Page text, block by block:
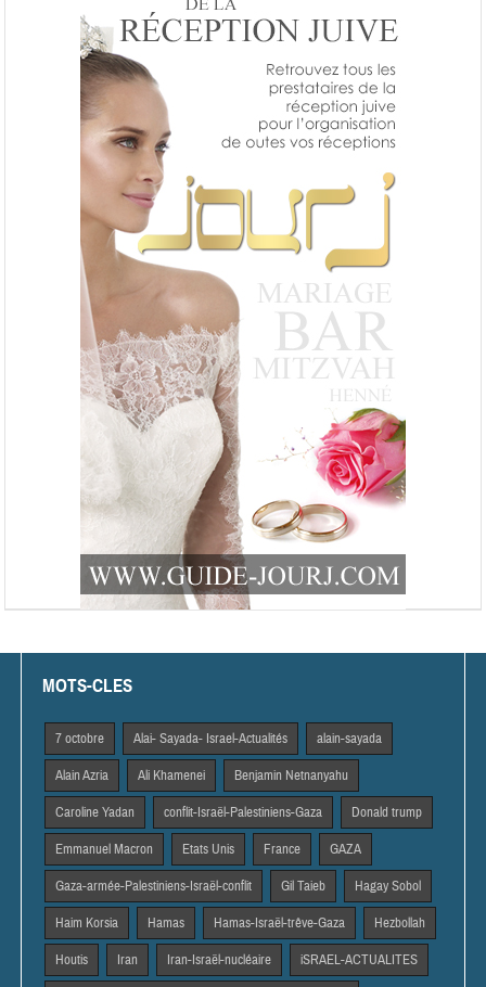
MOTS-CLES
7 octobre Alai- Sayada- Israel-Actualités alain-sayada
Alain Azria Ali Khamenei Benjamin Netnanyahu
Caroline Yadan conflit-Israël-Palestiniens-Gaza Donald trump
Emmanuel Macron Etats Unis France GAZA
Gaza-armée-Palestiniens-Israël-conflit Gil Taieb Hagay Sobol
Haim Korsia Hamas Hamas-Israël-trêve-Gaza Hezbollah
Houtis Iran Iran-Israël-nucléaire iSRAEL-ACTUALITES